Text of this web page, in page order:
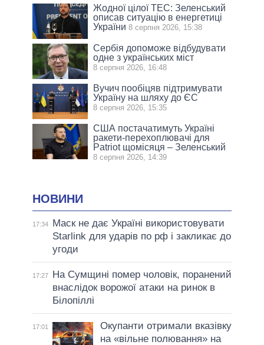
Жодної цілої ТЕС: Зеленський
описав ситуацію в енергетиці
України 8 серпня 2026, 15:38
Сербія допоможе відбудувати
одне з українських міст
8 серпня 2026, 16:48
Вучич пообіцяв підтримувати
Україну на шляху до ЄС
8 серпня 2026, 15:35
США постачатимуть Україні
ракети-перехоплювачі для
Patriot щомісяця – Зеленський
8 серпня 2026, 14:39
НОВИНИ
17:34
Маск не дає Україні використовувати
Starlink для ударів по рф і закликає до
угоди
17:27
На Сумщині помер чоловік, поранений
внаслідок ворожої атаки на ринок в
Білопіллі
17:01
Окупанти отримали вказівку
на «вільне полювання» на